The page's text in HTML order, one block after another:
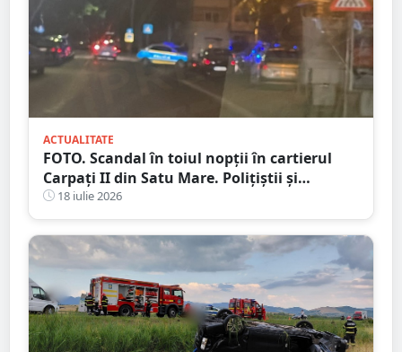
ACTUALITATE
FOTO. Scandal în toiul nopții în cartierul
Carpați II din Satu Mare. Polițiștii și
jandarmii au intervenit după un apel la 112
18 iulie 2026